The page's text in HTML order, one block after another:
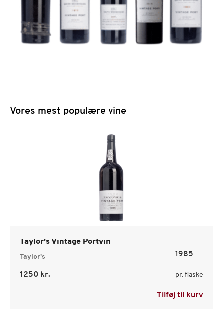
Vores mest populære vine
Taylor's Vintage Portvin
Taylor's 1985
1250 kr. pr. flaske
Tilføj til kurv